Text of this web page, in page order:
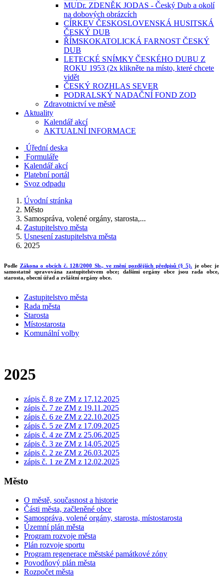
MUDr. ZDENĚK JODAS - Český Dub a okolí
na dobových obrázcích
CÍRKEV ČESKOSLOVENSKÁ HUSITSKÁ
ČESKÝ DUB
ŘÍMSKOKATOLICKÁ FARNOST ČESKÝ
DUB
LETECKÉ SNÍMKY ČESKÉHO DUBU Z
ROKU 1953 (2x klikněte na místo, které chcete
vidět
ČESKÝ ROZHLAS SEVER
PODRALSKÝ NADAČNÍ FOND ZOD
Zdravotnictví ve městě
Aktuality
Kalendář akcí
AKTUALNÍ INFORMACE
Úřední deska
Formuláře
Kalendář akcí
Platební portál
Svoz odpadu
Úvodní stránka
Město
Samospráva, volené orgány, starosta,...
Zastupitelstvo města
Usnesení zastupitelstva města
2025
Podle Zákona o obcích č. 128/2000 Sb., ve znění pozdějších předpisů (§ 5). je obec je
samostatně spravována zastupitelstvem obce; dalšími orgány obce jsou rada obce,
starosta, obecní úřad a zvláštní orgány obce.
Zastupitelstvo města
Rada města
Starosta
Místostarosta
Komunální volby
2025
zápis č. 8 ze ZM z 17.12.2025
zápis č. 7 ze ZM z 19.11.2025
zápis č. 6 ze ZM z 22.10.2025
zápis č. 5 ze ZM z 17.09.2025
zápis č. 4 ze ZM z 25.06.2025
zápis č. 3 ze ZM z 14.05.2025
zápis č. 2 ze ZM z 26.03.2025
zápis č. 1 ze ZM z 12.02.2025
Město
O městě, současnost a historie
Části města, začleněné obce
Samospráva, volené orgány, starosta, místostarosta
Územní plán města
Program rozvoje města
Plán rozvoje sportu
Program regenerace městské památkové zóny
Povodňový plán města
Rozpočet města